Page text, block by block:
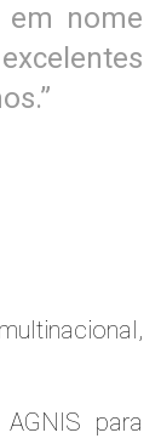
em nome
para